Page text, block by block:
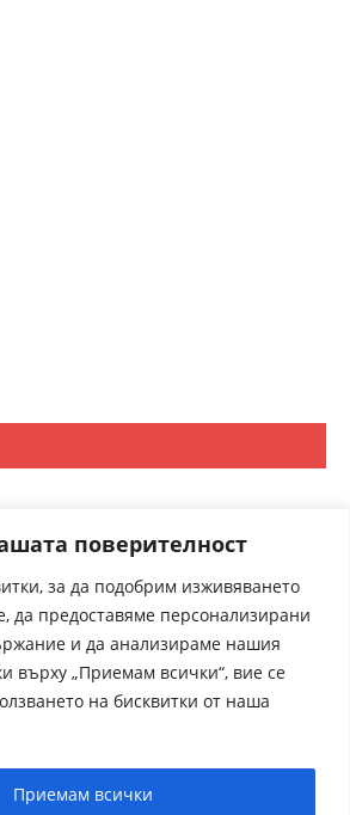
поверителност
за да подобрим изживяването
да предоставяме персонализирани
и да анализираме нашия
върху „Приемам всички“, вие се
на бисквитки от наша
Приемам всички